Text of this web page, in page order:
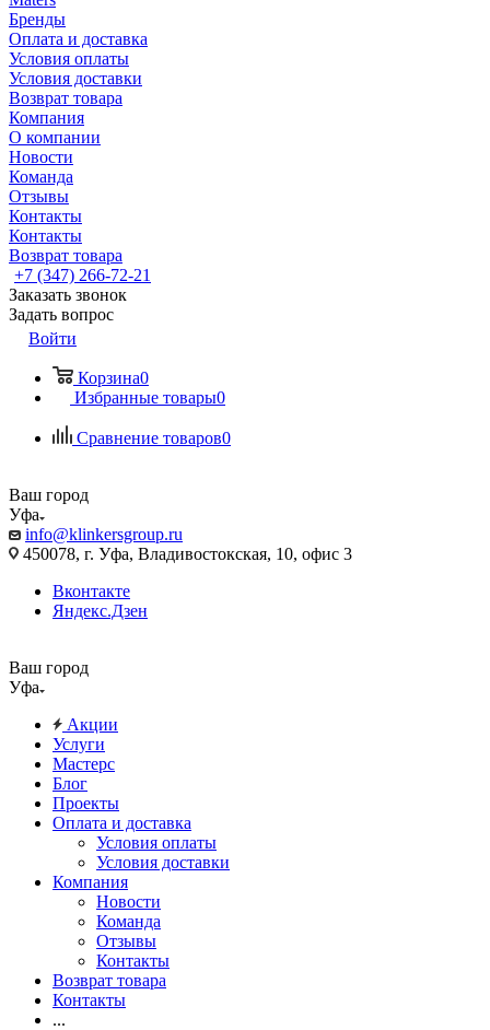
Бренды
Оплата и доставка
Условия оплаты
Условия доставки
Возврат товара
Компания
О компании
Новости
Команда
Отзывы
Контакты
Контакты
Возврат товара
+7 (347) 266-72-21
Заказать звонок
Задать вопрос
Войти
Корзина0
Избранные товары0
Сравнение товаров0
Ваш город
Уфа
info@klinkersgroup.ru
450078, г. Уфа, Владивостокская, 10, офис 3
Вконтакте
Яндекс.Дзен
Ваш город
Уфа
Акции
Услуги
Мастерс
Блог
Проекты
Оплата и доставка
Условия оплаты
Условия доставки
Компания
Новости
Команда
Отзывы
Контакты
Возврат товара
Контакты
...